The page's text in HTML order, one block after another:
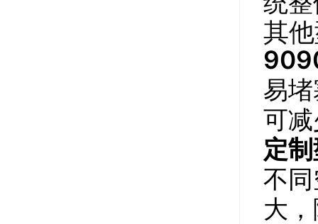
其
易
可
定
不
大